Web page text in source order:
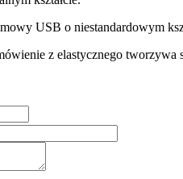
USB o niestandardowym
z elastycznego tworzywa